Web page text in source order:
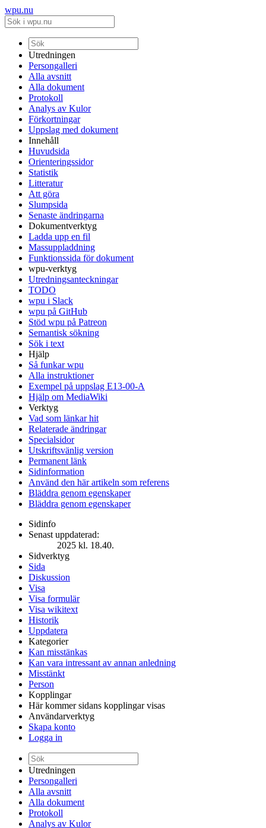
wpu.nu
Utredningen
Persongalleri
Alla avsnitt
Alla dokument
Protokoll
Analys av Kulor
Förkortningar
Uppslag med dokument
Innehåll
Huvudsida
Orienteringssidor
Statistik
Litteratur
Att göra
Slumpsida
Senaste ändringarna
Dokumentverktyg
Ladda upp en fil
Massuppladdning
Funktionssida för dokument
wpu-verktyg
Utredningsanteckningar
TODO
wpu i Slack
wpu på GitHub
Stöd wpu på Patreon
Semantisk sökning
Sök i text
Hjälp
Så funkar wpu
Alla instruktioner
Exempel på uppslag E13-00-A
Hjälp om MediaWiki
Verktyg
Vad som länkar hit
Relaterade ändringar
Specialsidor
Utskriftsvänlig version
Permanent länk
Sidinformation
Använd den här artikeln som referens
Bläddra genom egenskaper
Bläddra genom egenskaper
Sidinfo
Senast uppdaterad:
2025 kl. 18.40.
Sidverktyg
Sida
Diskussion
Visa
Visa formulär
Visa wikitext
Historik
Uppdatera
Kategorier
Kan misstänkas
Kan vara intressant av annan anledning
Misstänkt
Person
Kopplingar
Här kommer sidans kopplingar visas
Användarverktyg
Skapa konto
Logga in
Utredningen
Persongalleri
Alla avsnitt
Alla dokument
Protokoll
Analys av Kulor